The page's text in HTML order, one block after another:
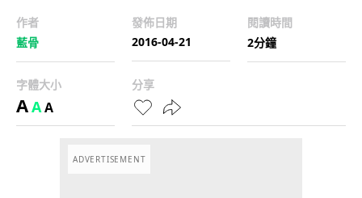
作者
藍骨
發佈日期
2016-04-21
閱讀時間
2分鐘
字體大小
AAA
分享
ADVERTISEMENT